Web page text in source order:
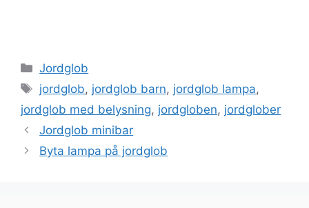
Categories
Jordglob
Tags
jordglob, jordglob barn, jordglob lampa,
jordglob med belysning, jordgloben, jordglober
Jordglob minibar
Byta lampa på jordglob